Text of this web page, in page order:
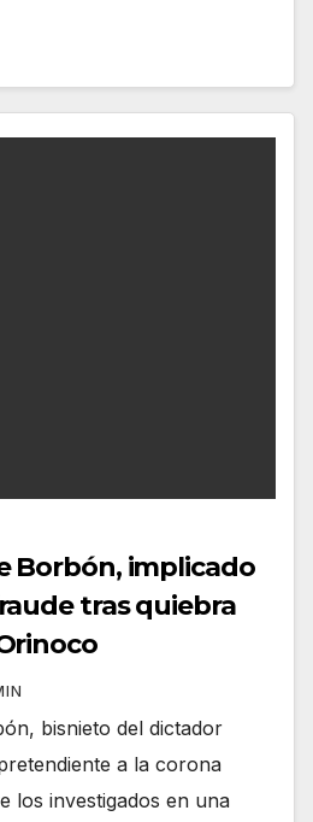
Borbón, implicado
tras quiebra
bisnieto del dictador
a la corona
los investigados en una